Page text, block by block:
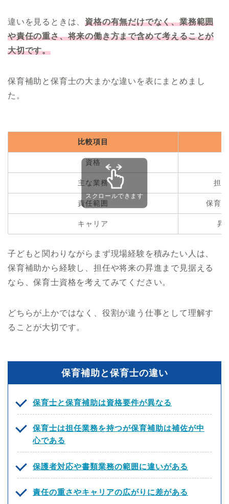
違いを見るときは、資格の有無だけでなく、業務範囲
や責任の重さ、将来の働き方まで含めて考えることが
大切です。
保育補助と保育士の大まかな違いを表にまとめまし
た。
比較項目
資格
主な業務 担
責任範囲 保育
キャリア 昇
スクロールできます
子どもと関わりながらまず現場経験を積みたい人は、
保育補助から経験し、担任や将来の昇進まで見据える
なら、保育士資格を考えてみてください。
どちらが上かではなく、役割が違う仕事として理解す
ることが大切です。
保育補助と保育士の違い
保育士と保育補助は資格要件が異なる
保育士は担任業務を持つが保育補助は補佐が中
心である
保護者対応や書類業務の範囲に違いがある
責任の重さやキャリアの広がりに差がある